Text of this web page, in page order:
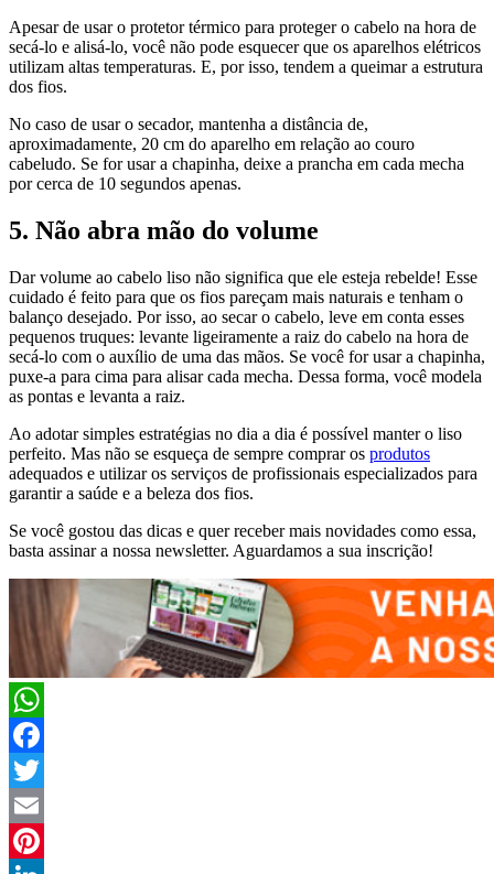
Apesar de usar o protetor térmico para proteger o cabelo na hora de
secá-lo e alisá-lo, você não pode esquecer que os aparelhos elétricos
utilizam altas temperaturas. E, por isso, tendem a queimar a estrutura
dos fios.
No caso de usar o secador, mantenha a distância de,
aproximadamente, 20 cm do aparelho em relação ao couro
cabeludo. Se for usar a chapinha, deixe a prancha em cada mecha
por cerca de 10 segundos apenas.
5. Não abra mão do volume
Dar volume ao cabelo liso não significa que ele esteja rebelde! Esse
cuidado é feito para que os fios pareçam mais naturais e tenham o
balanço desejado. Por isso, ao secar o cabelo, leve em conta esses
pequenos truques: levante ligeiramente a raiz do cabelo na hora de
secá-lo com o auxílio de uma das mãos. Se você for usar a chapinha,
puxe-a para cima para alisar cada mecha. Dessa forma, você modela
as pontas e levanta a raiz.
Ao adotar simples estratégias no dia a dia é possível manter o liso
perfeito. Mas não se esqueça de sempre comprar os produtos
adequados e utilizar os serviços de profissionais especializados para
garantir a saúde e a beleza dos fios.
Se você gostou das dicas e quer receber mais novidades como essa,
basta assinar a nossa newsletter. Aguardamos a sua inscrição!
WhatsApp
Facebook
Twitter
Email